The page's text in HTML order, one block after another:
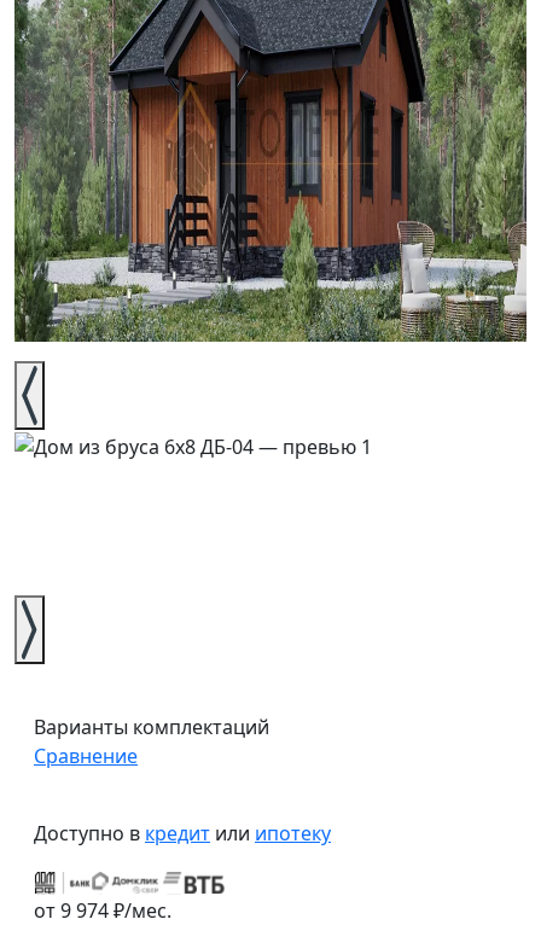
Варианты комплектаций
Сравнение
Доступно в кредит или ипотеку
от 9 974 ₽/мес.